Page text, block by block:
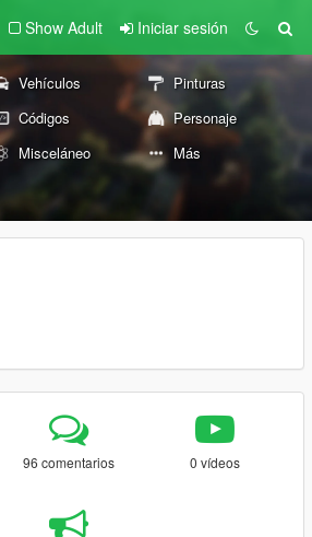
Show Adult Iniciar sesión
Vehículos
Pinturas
Códigos
Personaje
Misceláneo Más
96 comentarios 0 vídeos